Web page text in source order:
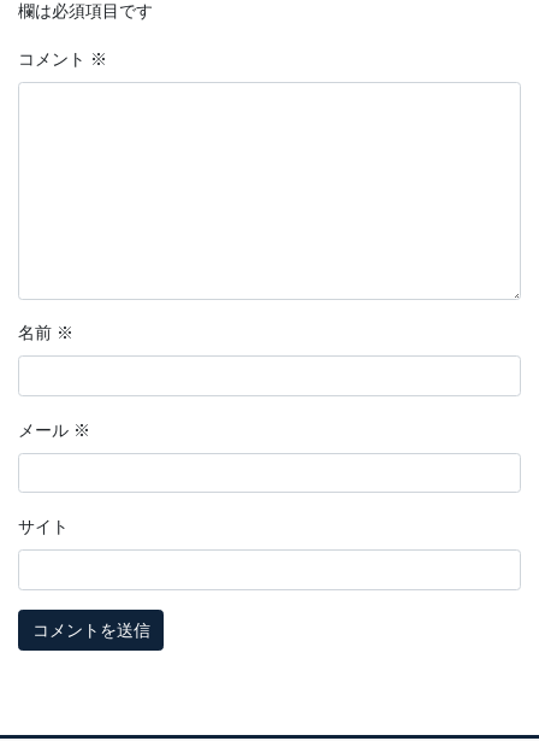
欄は必須項目です
コメント ※
名前 ※
メール ※
サイト